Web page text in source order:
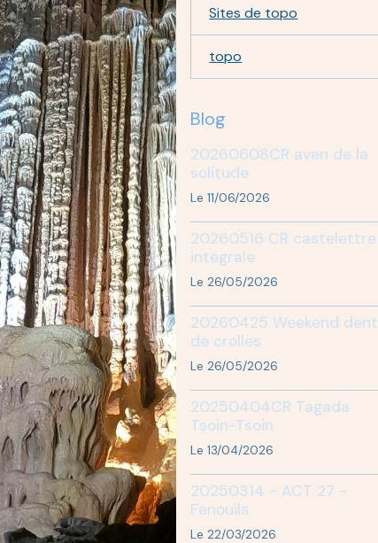
Sites de topo
topo
Blog
20260608CR aven de la
solitude
Le 11/06/2026
20260516 CR castelettre
integrale
Le 26/05/2026
20260425 Weekend dent
de crolles
Le 26/05/2026
20250404CR Tagada
Tsoin-Tsoin
Le 13/04/2026
20250314 - ACT 27 -
Fenouils
Le 22/03/2026